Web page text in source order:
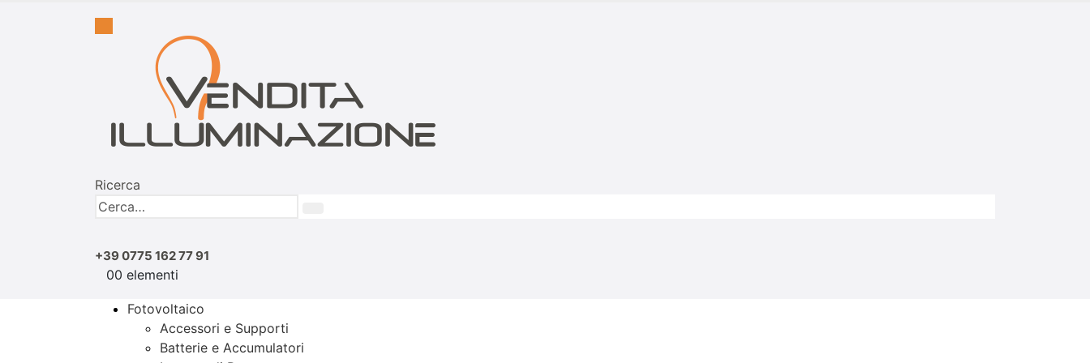
Ricerca
+39 0775 162 77 91
00 elementi
Fotovoltaico
Accessori e Supporti
Batterie e Accumulatori